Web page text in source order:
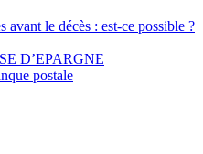
avant le décès : est-ce possible ?
D’EPARGNE
postale